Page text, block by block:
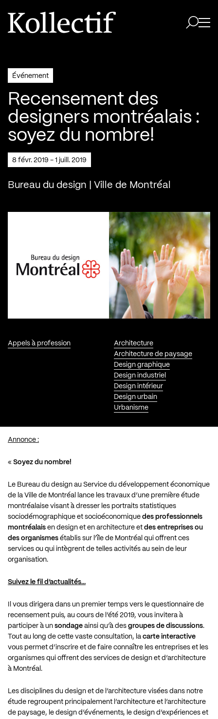
Aller à la page d'accueil
Logo Kollectif
Événement
Recensement des
designers montréalais :
soyez du nombre!
8 févr. 2019 - 1 juill. 2019
Bureau du design | Ville de Montréal
Appels à profession
Architecture
Architecture de paysage
Design graphique
Design industriel
Design intérieur
Design urbain
Urbanisme
Annonce :
« Soyez du nombre!
Le Bureau du design au Service du développement économique
de la Ville de Montréal lance les travaux d’une première étude
montréalaise visant à dresser les portraits statistiques
sociodémographique et socioéconomique des professionnels
montréalais en design et en architecture et des entreprises ou
des organismes établis sur l’île de Montréal qui offrent ces
services ou qui intègrent de telles activités au sein de leur
organisation.
Suivez le fil d’actualités…
Il vous dirigera dans un premier temps vers le questionnaire de
recensement puis, au cours de l’été 2019, vous invitera à
participer à un sondage ainsi qu’à des groupes de discussions.
Tout au long de cette vaste consultation, la carte interactive
vous permet d’inscrire et de faire connaître les entreprises et les
organismes qui offrent des services de design et d’architecture
à Montréal.
Les disciplines du design et de l’architecture visées dans notre
étude regroupent principalement l’architecture et l’architecture
de paysage, le design d’événements, le design d’expériences et